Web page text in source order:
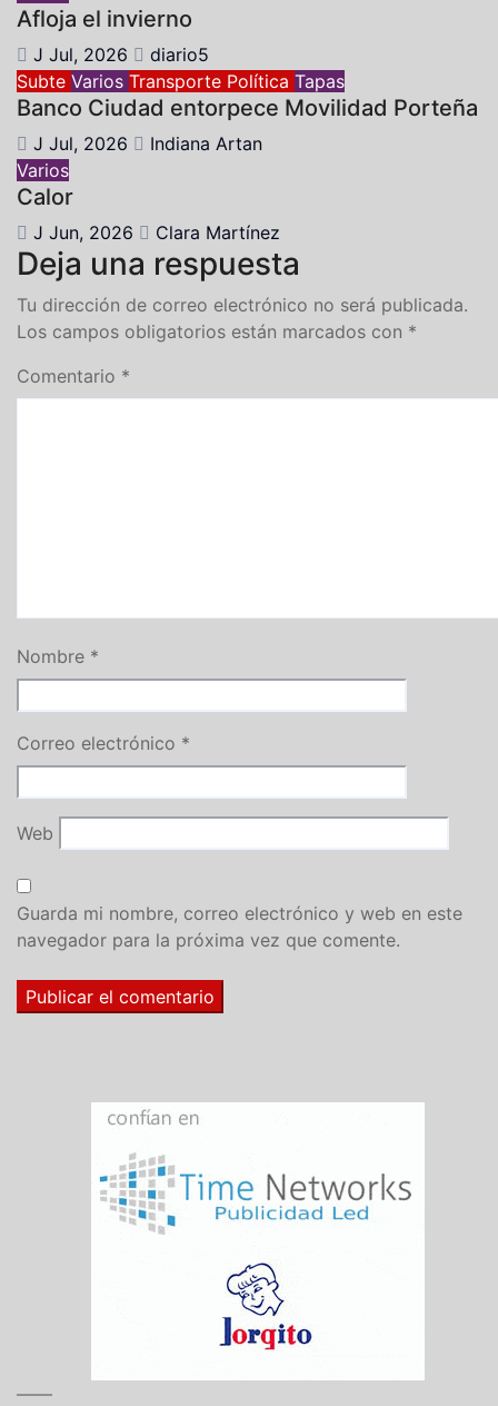
Afloja el invierno
J Jul, 2026
diario5
Subte Varios Transporte Política Tapas
Banco Ciudad entorpece Movilidad Porteña
J Jul, 2026
Indiana Artan
Varios
Calor
J Jun, 2026 Clara Martínez
Deja una respuesta
Tu dirección de correo electrónico no será publicada.
Los campos obligatorios están marcados con *
Comentario *
Nombre *
Correo electrónico *
Web
Guarda mi nombre, correo electrónico y web en este
navegador para la próxima vez que comente.
——